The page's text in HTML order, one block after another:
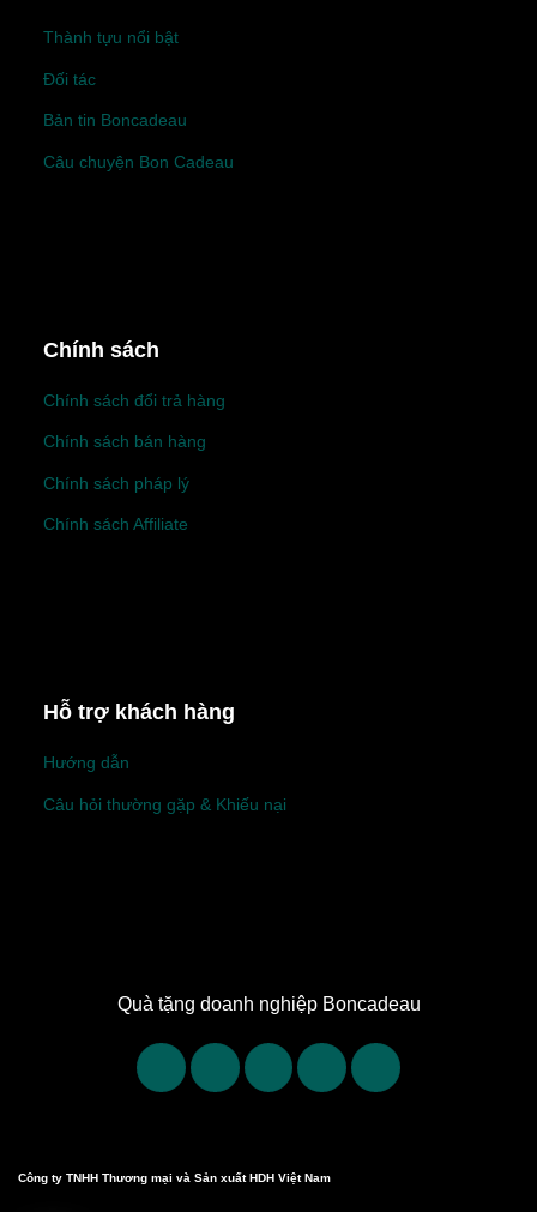
Thành tựu nổi bật
Đối tác
Bản tin Boncadeau
Câu chuyện Bon Cadeau
Chính sách
Chính sách đổi trả hàng
Chính sách bán hàng
Chính sách pháp lý
Chính sách Affiliate
Hỗ trợ khách hàng
Hướng dẫn
Câu hỏi thường gặp & Khiếu nại
Quà tặng doanh nghiệp Boncadeau
Công ty TNHH Thương mại và Sản xuất HDH Việt Nam